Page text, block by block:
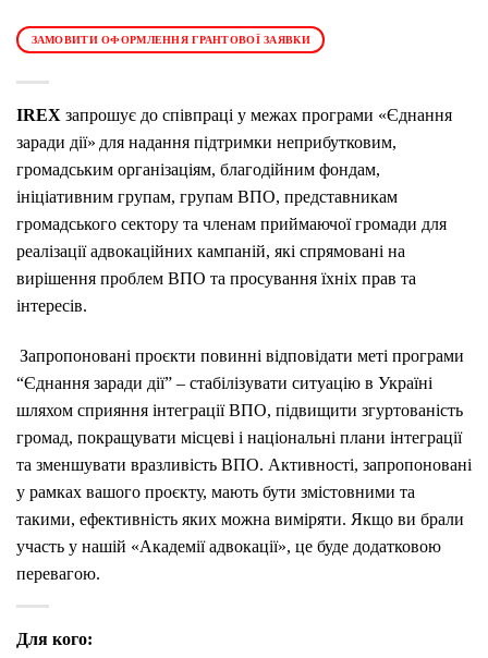
ЗАМОВИТИ ОФОРМЛЕННЯ ГРАНТОВОЇ ЗАЯВКИ
IREX запрошує до співпраці у межах програми «Єднання
заради дії» для надання підтримки неприбутковим,
громадським організаціям, благодійним фондам,
ініціативним групам, групам ВПО, представникам
громадського сектору та членам приймаючої громади для
реалізації адвокаційних кампаній, які спрямовані на
вирішення проблем ВПО та просування їхніх прав та
інтересів.
Запропоновані проєкти повинні відповідати меті програми
“Єднання заради дії” – стабілізувати ситуацію в Україні
шляхом сприяння інтеграції ВПО, підвищити згуртованість
громад, покращувати місцеві і національні плани інтеграції
та зменшувати вразливість ВПО. Активності, запропоновані
у рамках вашого проєкту, мають бути змістовними та
такими, ефективність яких можна виміряти. Якщо ви брали
участь у нашій «Академії адвокації», це буде додатковою
перевагою.
Для кого: